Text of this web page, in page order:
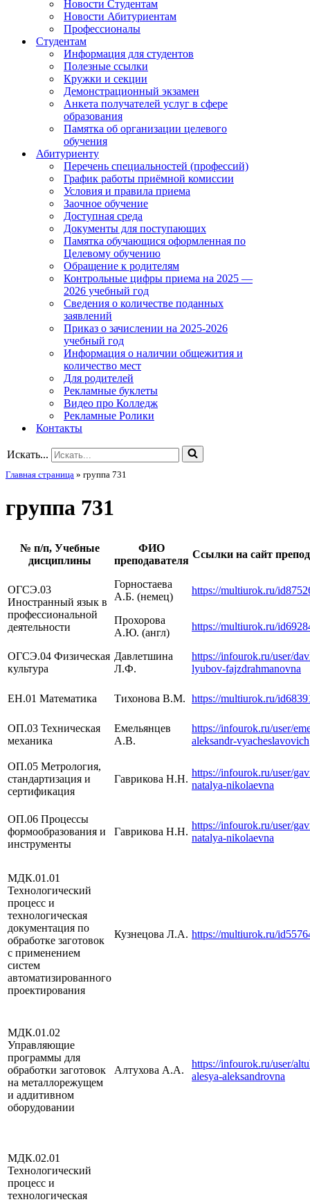
Новости Студентам
Новости Абитуриентам
Профессионалы
Студентам
Информация для студентов
Полезные ссылки
Кружки и секции
Демонстрационный экзамен
Анкета получателей услуг в сфере
образования
Памятка об организации целевого
обучения
Абитуриенту
Перечень специальностей (профессий)
График работы приёмной комиссии
Условия и правила приема
Заочное обучение
Доступная среда
Документы для поступающих
Памятка обучающися оформленная по
Целевому обучению
Обращение к родителям
Контрольные цифры приема на 2025 —
2026 учебный год
Сведения о количестве поданных
заявлений
Приказ о зачислении на 2025-2026
учебный год
Информация о наличии общежития и
количество мест
Для родителей
Рекламные буклеты
Видео про Колледж
Рекламные Ролики
Контакты
Искать...
Главная страница » группа 731
группа 731
№ п/п, Учебные
дисциплины
ФИО
преподавателя
Ссылки на сайт
ОГСЭ.03
Иностранный язык в
профессиональной
деятельности
Горностаева
А.Б. (немец)
https://multiurok.ru/
Прохорова
А.Ю. (англ)
https://multiurok.ru/
ОГСЭ.04 Физическая
культура
Давлетшина
Л.Ф.
https://infourok.ru/user/
lyubov-fajzdrahmanovna
ЕН.01 Математика Тихонова В.М. https://multiurok.ru/
ОП.03 Техническая
механика
Емельянцев
А.В.
https://infourok.ru/user/
aleksandr-vyacheslavovich
ОП.05 Метрология,
стандартизация и
сертификация
Гаврикова Н.Н.
https://infourok.ru/user/
natalya-nikolaevna
ОП.06 Процессы
формообразования и
инструменты
Гаврикова Н.Н.
https://infourok.ru/user/
natalya-nikolaevna
МДК.01.01
Технологический
процесс и
технологическая
документация по
обработке заготовок
с применением
систем
автоматизированного
проектирования
Кузнецова Л.А. https://multiurok.ru/
МДК.01.02
Управляющие
программы для
обработки заготовок
на металлорежущем
и аддитивном
оборудовании
Алтухова А.А.
https://infourok.ru/user/
alesya-aleksandrovna
МДК.02.01
Технологический
процесс и
технологическая